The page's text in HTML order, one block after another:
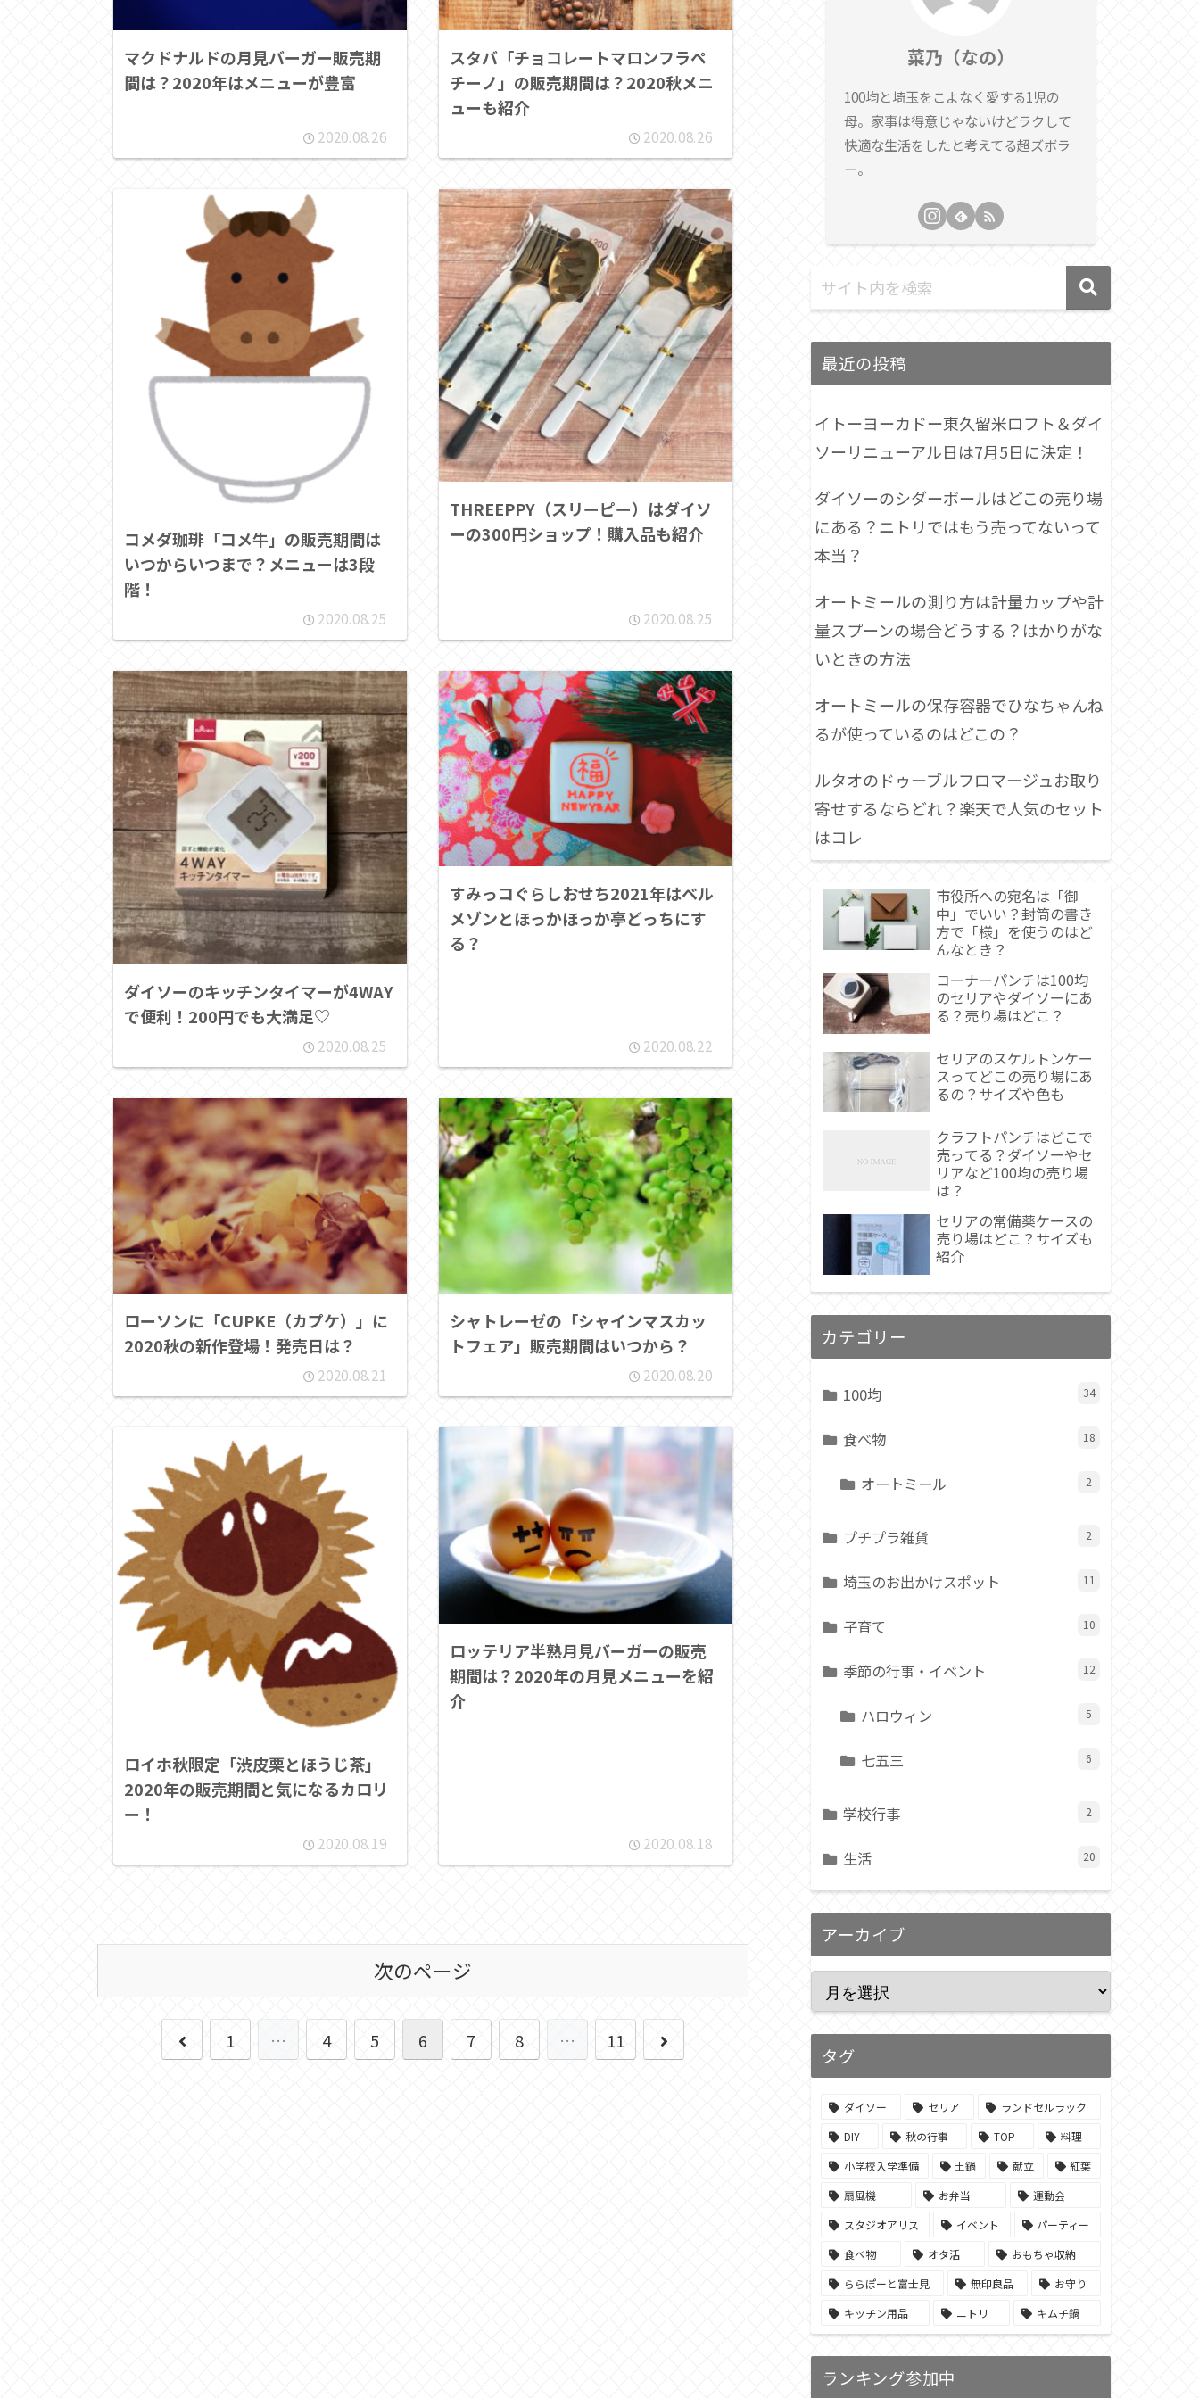
マクドナルドの月見バーガー販売期
間は？2020年はメニューが豊富
2020.08.26
スタバ「チョコレートマロンフラペ
チーノ」の販売期間は？2020秋メニ
ューも紹介
2020.08.26
コメダ珈琲「コメ牛」の販売期間は
いつからいつまで？メニューは3段
階！
2020.08.25
THREEPPY（スリーピー）はダイソ
ーの300円ショップ！購入品も紹介
2020.08.25
ダイソーのキッチンタイマーが4WAY
で便利！200円でも大満足♡
2020.08.25
すみっコぐらしおせち2021年はベル
メゾンとほっかほっか亭どっちにす
る？
2020.08.22
ローソンに「CUPKE（カプケ）」に
2020秋の新作登場！発売日は？
2020.08.21
シャトレーゼの「シャインマスカッ
トフェア」販売期間はいつから？
2020.08.20
ロイホ秋限定「渋皮栗とほうじ茶」
2020年の販売期間と気になるカロリ
ー！
2020.08.19
ロッテリア半熟月見バーガーの販売
期間は？2020年の月見メニューを紹
介
2020.08.18
次のページ
前
1 … 4 5 6 7 8 … 11
次
菜乃（なの）
100均と埼玉をこよなく愛する1児の
母。家事は得意じゃないけどラクして
快適な生活をしたと考えてる超ズボラ
ー。
最近の投稿
イトーヨーカドー東久留米ロフト＆ダイ
ソーリニューアル日は7月5日に決定！
ダイソーのシダーボールはどこの売り場
にある？ニトリではもう売ってないって
本当？
オートミールの測り方は計量カップや計
量スプーンの場合どうする？はかりがな
いときの方法
オートミールの保存容器でひなちゃんね
るが使っているのはどこの？
ルタオのドゥーブルフロマージュお取り
寄せするならどれ？楽天で人気のセット
はコレ
市役所への宛名は「御
中」でいい？封筒の書き
方で「様」を使うのはど
んなとき？
コーナーパンチは100均
のセリアやダイソーにあ
る？売り場はどこ？
セリアのスケルトンケー
スってどこの売り場にあ
るの？サイズや色も
クラフトパンチはどこで
売ってる？ダイソーやセ
リアなど100均の売り場
は？
セリアの常備薬ケースの
売り場はどこ？サイズも
紹介
カテゴリー
100均 34
食べ物 18
オートミール 2
プチプラ雑貨 2
埼玉のお出かけスポット 11
子育て 10
季節の行事・イベント 12
ハロウィン 5
七五三 6
学校行事 2
生活 20
アーカイブ
タグ
ダイソー セリア
ランドセルラック
DIY
秋の行事 TOP
料理
小学校入学準備
土鍋 献立
紅葉
扇風機
お弁当
運動会
スタジオアリス
イベント
パーティー
食べ物
オタ活
おもちゃ収納
ららぽーと富士見
無印良品
お守り
キッチン用品
ニトリ キムチ鍋
ランキング参加中